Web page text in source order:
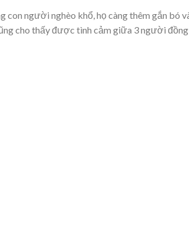
người nghèo khổ, họ càng thêm gắn bó
cho thấy được tình cảm giữa 3 người